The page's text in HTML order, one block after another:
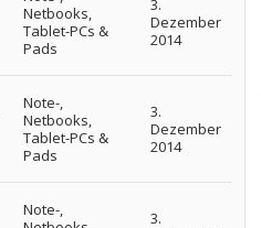
Netbooks,
Tablet-PCs &
Pads
3.
Dezember
2014
Note-,
Netbooks,
Tablet-PCs &
Pads
3.
Dezember
2014
Note-,
3.